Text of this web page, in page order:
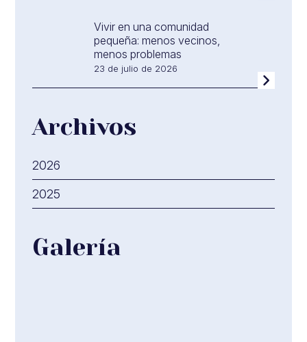
Vivir en una comunidad
pequeña: menos vecinos,
menos problemas
23 de julio de 2026
Archivos
2026
2025
Galería